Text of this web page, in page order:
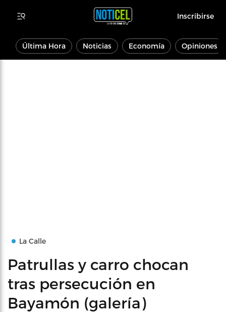
Inscribirse
Última Hora Noticias Economía Opiniones
La Calle
Patrullas y carro chocan
tras persecución en
Bayamón (galería)